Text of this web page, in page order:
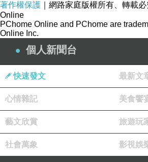
著作權保護 ｜網路家庭版權所有、轉載必
Online
PChome Online and PChome are
Online Inc.
個人新聞台
快速發文 最新文
心情雜記 美食饗
藝文欣賞 旅遊玩
社會萬象 影視娛